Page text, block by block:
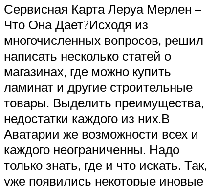
Сервисная Карта Леруа Мерлен –
Что Она Дает?Исходя из
многочисленных вопросов, решил
написать несколько статей о
магазинах, где можно купить
ламинат и другие строительные
товары. Выделить преимущества,
недостатки каждого из них.В
Аватарии же возможности всех и
каждого неограниченны. Надо
только знать, где и что искать. Так,
уже появились некоторые иновые